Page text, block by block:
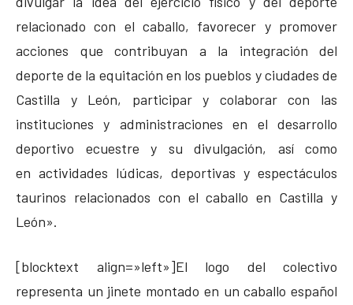
relacionado con el caballo, favorecer y promover
acciones que contribuyan a la integración del
deporte de la equitación en los pueblos y ciudades de
Castilla y León, participar y colaborar con las
instituciones y administraciones en el desarrollo
deportivo ecuestre y su divulgación, así como
en actividades lúdicas, deportivas y espectáculos
taurinos relacionados con el caballo en Castilla y
León».
[blocktext align=»left»]El logo del colectivo
representa un jinete montado en un caballo español